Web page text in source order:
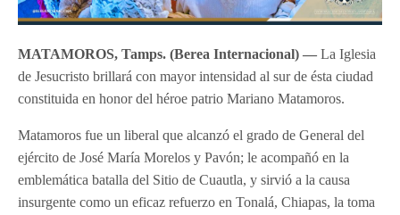
MATAMOROS, Tamps.(Berea Internacional) —La Iglesia
de Jesucristo brillará con mayor intensidad al sur de ésta ciudad
constituida en honor del héroe patrio Mariano Matamoros.
Matamoros fue un liberal que alcanzó el grado de General del
ejército de José María Morelos y Pavón; le acompañó en la
emblemática batalla del Sitio de Cuautla, y sirvió a la causa
insurgente como un eficaz refuerzo en Tonalá, Chiapas, la toma